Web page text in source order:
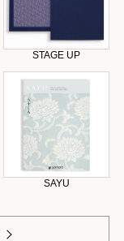
STAGE UP
SAYU